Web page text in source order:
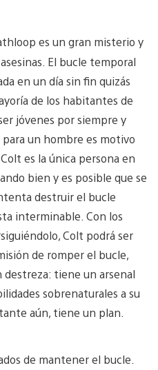
es un gran misterio y
El bucle temporal
en un día sin fin quizás
de los habitantes de
jóvenes por siempre y
un hombre es motivo
es la única persona en
bien y es posible que se
destruir el bucle
interminable. Con los
Colt podrá ser
de romper el bucle,
destreza: tiene un arsenal
sobrenaturales a su
aún, tiene un plan.
de mantener el bucle.